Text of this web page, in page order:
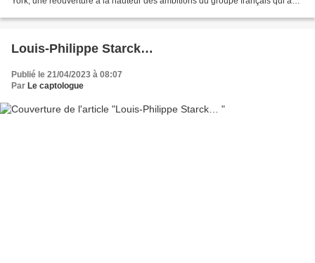
Louis-Philippe Starck…
Publié le 21/04/2023 à 08:07
Par Le captologue